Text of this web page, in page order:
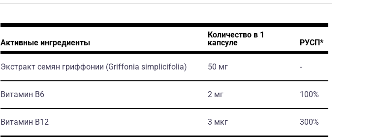
Активные ингредиенты
Количество в 1
капсуле
РУСП*
Экстракт семян гриффонии (Griffonia simplicifolia) 50 мг -
Витамин B6 2 мг 100%
Витамин B12 3 мкг 300%